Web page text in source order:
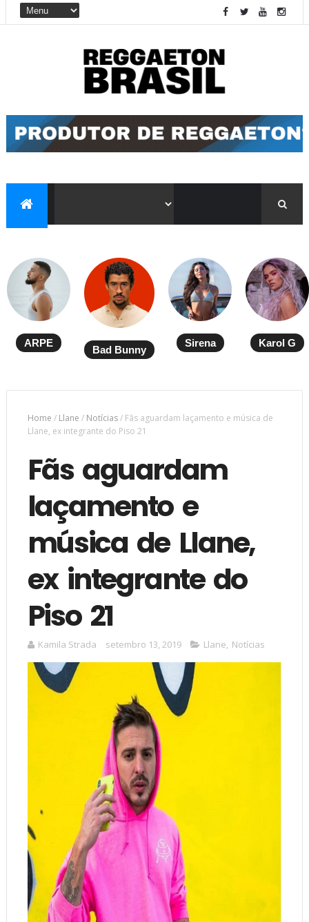
ARPE
Bad Bunny
Sirena Karol G
Home / Llane / Notícias/ Fãs aguardam laçamento e música de
Llane, ex integrante do Piso 21
Fãs aguardam
laçamento e
música de Llane,
ex integrante do
Piso 21
Kamila Strada setembro 13, 2019 Llane, Notícias